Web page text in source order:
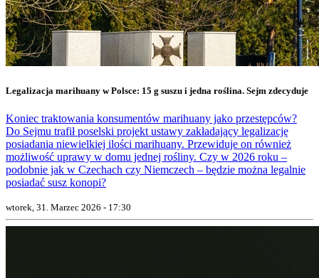
Legalizacja marihuany w Polsce: 15 g suszu i jedna roślina. Sejm zdecyduje
Koniec traktowania konsumentów marihuany jako przestępców?
Do Sejmu trafił poselski projekt ustawy zakładający legalizację
posiadania niewielkiej ilości marihuany. Przewiduje on również
możliwość uprawy w domu jednej rośliny. Czy w 2026 roku –
podobnie jak w Czechach czy Niemczech – będzie można legalnie
posiadać susz konopi?
wtorek, 31. Marzec 2026 - 17:30